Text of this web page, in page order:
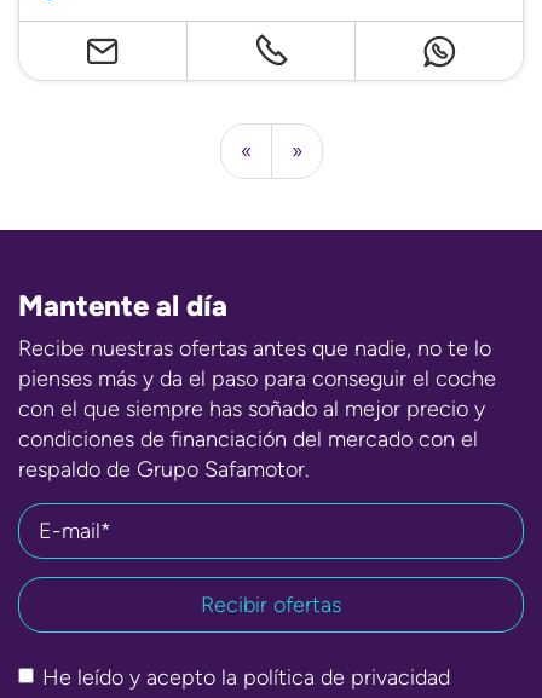
« »
Mantente al día
Recibe nuestras ofertas antes que nadie, no te lo
pienses más y da el paso para conseguir el coche
con el que siempre has soñado al mejor precio y
condiciones de financiación del mercado con el
respaldo de Grupo Safamotor.
E-mail*
He leído y acepto la política de privacidad